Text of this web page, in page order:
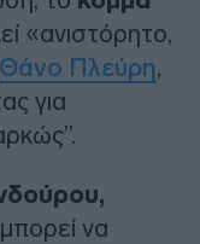
«ανιστόρητο,
Θάνο Πλεύρη,
για
να